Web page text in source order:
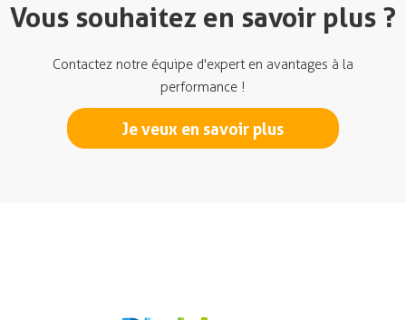
Vous souhaitez en savoir plus ?
Contactez notre équipe d'expert en avantages à la
performance !
Je veux en savoir plus